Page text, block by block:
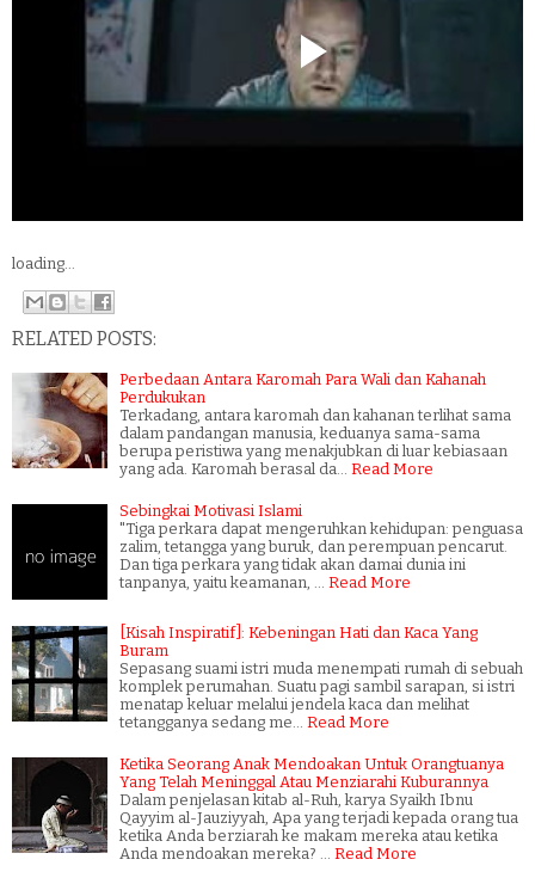
loading...
RELATED POSTS:
Perbedaan Antara Karomah Para Wali dan Kahanah
Perdukukan
Terkadang, antara karomah dan kahanan terlihat sama
dalam pandangan manusia, keduanya sama-sama
berupa peristiwa yang menakjubkan di luar kebiasaan
yang ada. Karomah berasal da…
Read More
Sebingkai Motivasi Islami
"Tiga perkara dapat mengeruhkan kehidupan: penguasa
zalim, tetangga yang buruk, dan perempuan pencarut.
Dan tiga perkara yang tidak akan damai dunia ini
tanpanya, yaitu keamanan, …
Read More
[Kisah Inspiratif]: Kebeningan Hati dan Kaca Yang
Buram
Sepasang suami istri muda menempati rumah di sebuah
komplek perumahan. Suatu pagi sambil sarapan, si istri
menatap keluar melalui jendela kaca dan melihat
tetangganya sedang me…
Read More
Ketika Seorang Anak Mendoakan Untuk Orangtuanya
Yang Telah Meninggal Atau Menziarahi Kuburannya
Dalam penjelasan kitab al-Ruh, karya Syaikh Ibnu
Qayyim al-Jauziyyah, Apa yang terjadi kepada orang tua
ketika Anda berziarah ke makam mereka atau ketika
Anda mendoakan mereka? …
Read More